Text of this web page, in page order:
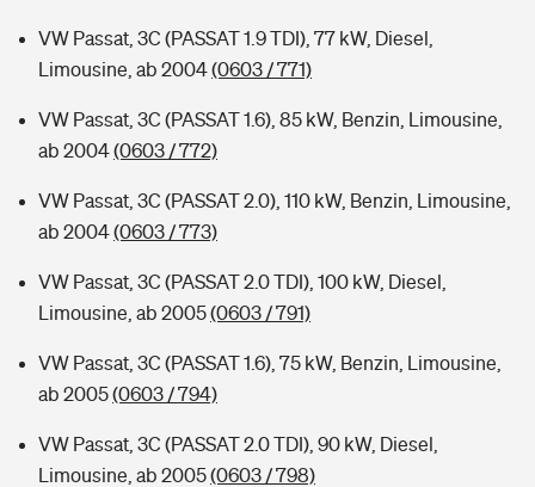
VW Passat, 3C (PASSAT 1.9 TDI), 77 kW, Diesel,
Limousine, ab 2004(0603 / 771)
VW Passat, 3C (PASSAT 1.6), 85 kW, Benzin, Limousine,
ab 2004(0603 / 772)
VW Passat, 3C (PASSAT 2.0), 110 kW, Benzin, Limousine,
ab 2004(0603 / 773)
VW Passat, 3C (PASSAT 2.0 TDI), 100 kW, Diesel,
Limousine, ab 2005(0603 / 791)
VW Passat, 3C (PASSAT 1.6), 75 kW, Benzin, Limousine,
ab 2005(0603 / 794)
VW Passat, 3C (PASSAT 2.0 TDI), 90 kW, Diesel,
Limousine, ab 2005(0603 / 798)